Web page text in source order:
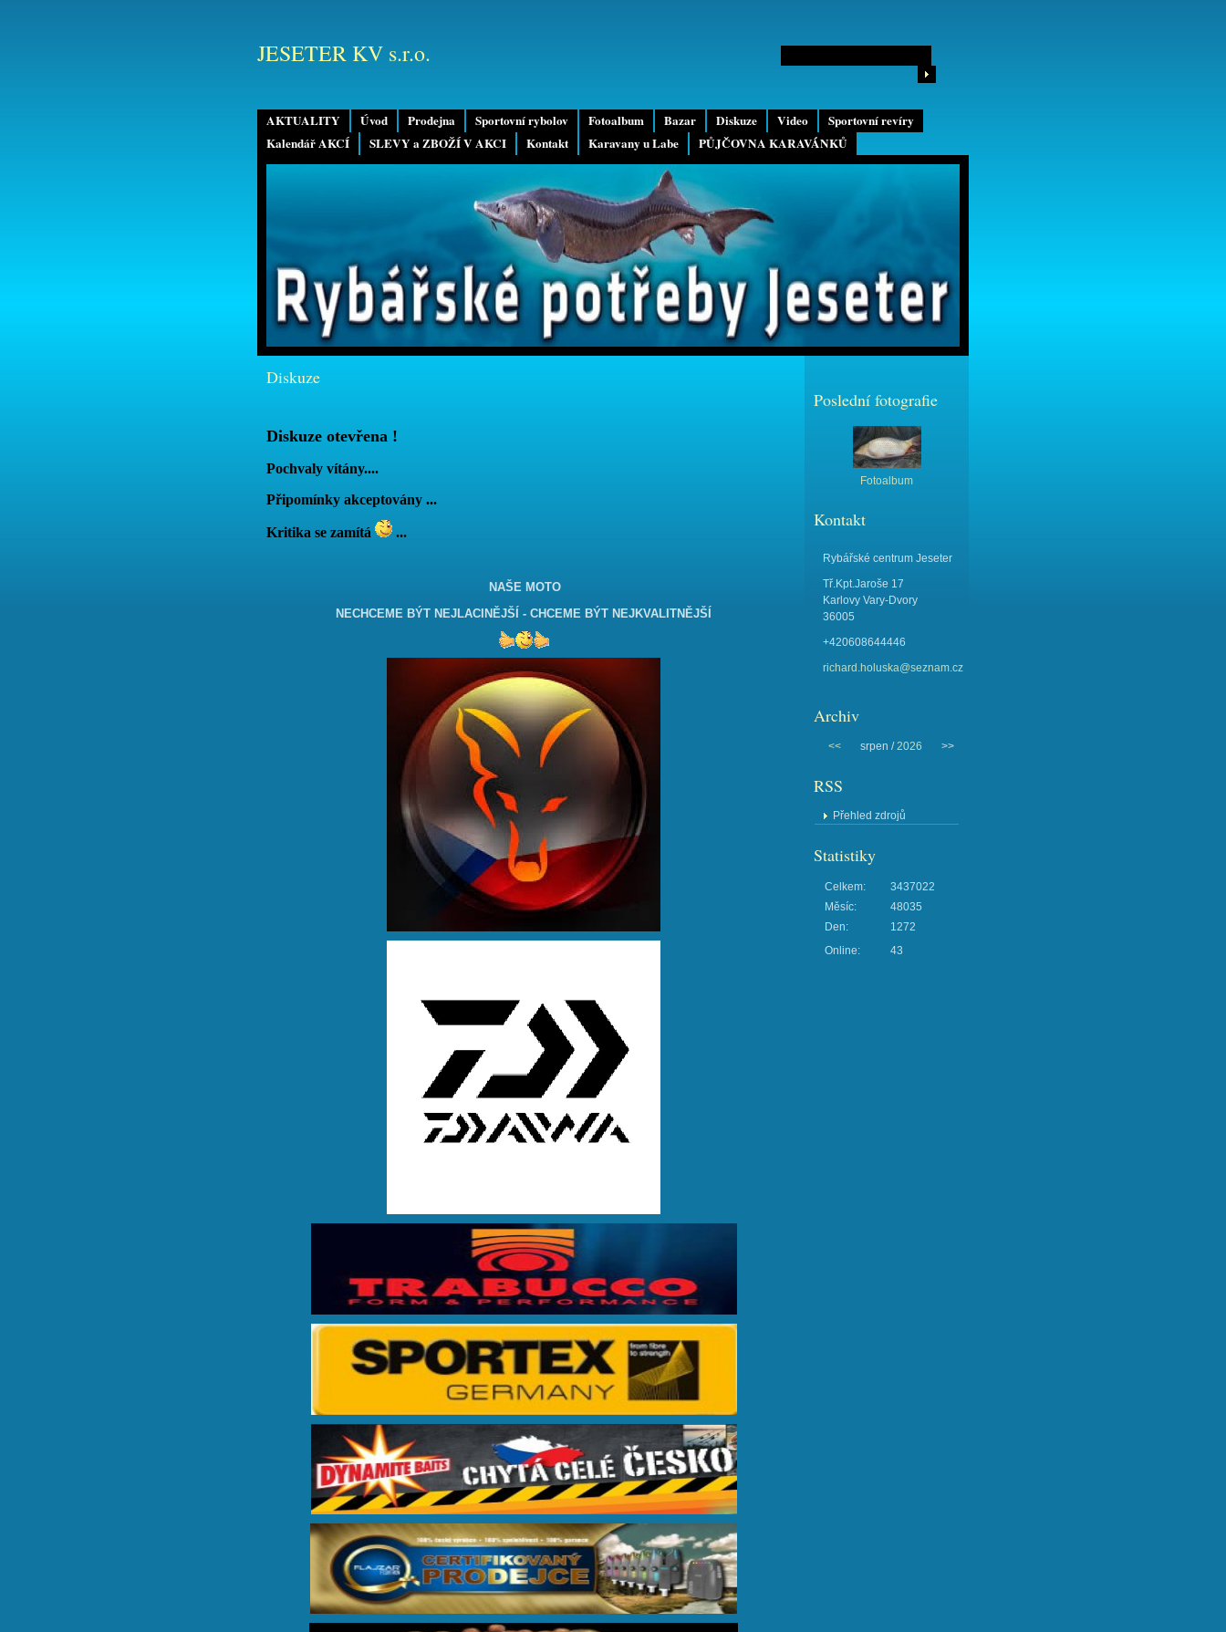
AKTUALITY Úvod Prodejna Sportovní rybolov Fotoalbum Bazar Diskuze Video
Sportovní revíry
Kalendář AKCÍ
SLEVY a ZBOŽÍ V AKCI Kontakt Karavany u Labe PŮJČOVNA KARAVÁNKŮ
JESETER KV s.r.o.
Diskuze
Diskuze otevřena !
Pochvaly vítány....
Připomínky akceptovány ...
Kritika se zamítá ...
NAŠE MOTO
NECHCEME BÝT NEJLACINĚJŠÍ - CHCEME BÝT NEJKVALITNĚJŠÍ
Poslední fotografie
Fotoalbum
Kontakt
Rybářské centrum Jeseter
Tř.Kpt.Jaroše 17
Karlovy Vary-Dvory
36005
+420608644446
richard.holuska@seznam.cz
Archiv
<< srpen /2026 >>
RSS
Přehled zdrojů
Statistiky
Online: 43
Celkem:
3437022
Měsíc:
48035
Den:
1272